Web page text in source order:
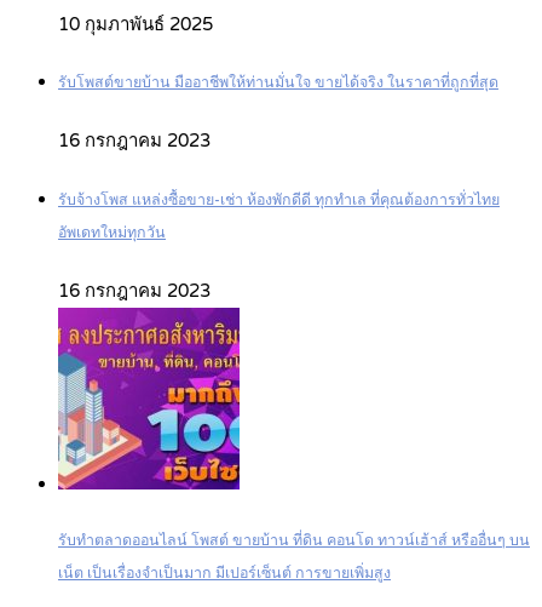
10 กุมภาพันธ์ 2025
รับโพสต์ขายบ้าน มืออาชีพให้ท่านมั่นใจ ขายได้จริง ในราคาที่ถูกที่สุด
16 กรกฎาคม 2023
รับจ้างโพส แหล่งซื้อขาย-เช่า ห้องพักดีดี ทุกทำเล ที่คุณต้องการทั่วไทย
อัพเดทใหม่ทุกวัน
16 กรกฎาคม 2023
รับทำตลาดออนไลน์ โพสต์ ขายบ้าน ที่ดิน คอนโด ทาวน์เฮ้าส์ หรืออื่นๆ บน
เน็ต เป็นเรื่องจำเป็นมาก มีเปอร์เซ็นต์ การขายเพิ่มสูง